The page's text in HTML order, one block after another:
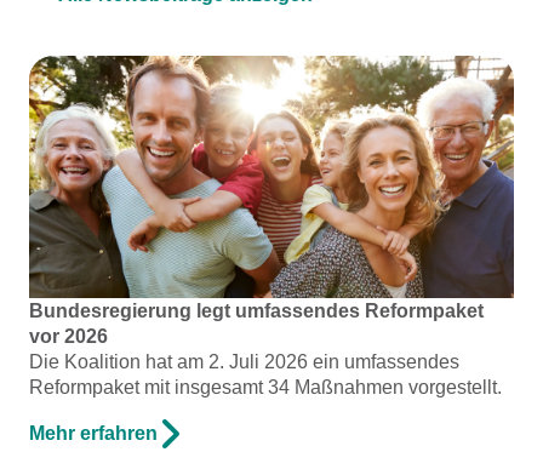
Bundesregierung legt umfassendes Reformpaket
vor 2026
Die Koalition hat am 2. Juli 2026 ein umfassendes
Reformpaket mit insgesamt 34 Maßnahmen vorgestellt.
Mehr erfahren